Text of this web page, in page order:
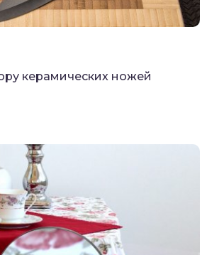
керамических ножей